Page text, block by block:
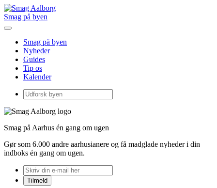
Smag på byen
Smag på byen
Nyheder
Guides
Tip os
Kalender
Smag på Aarhus én gang om ugen
Gør som 6.000 andre aarhusianere og få madglade nyheder i din
indboks én gang om ugen.